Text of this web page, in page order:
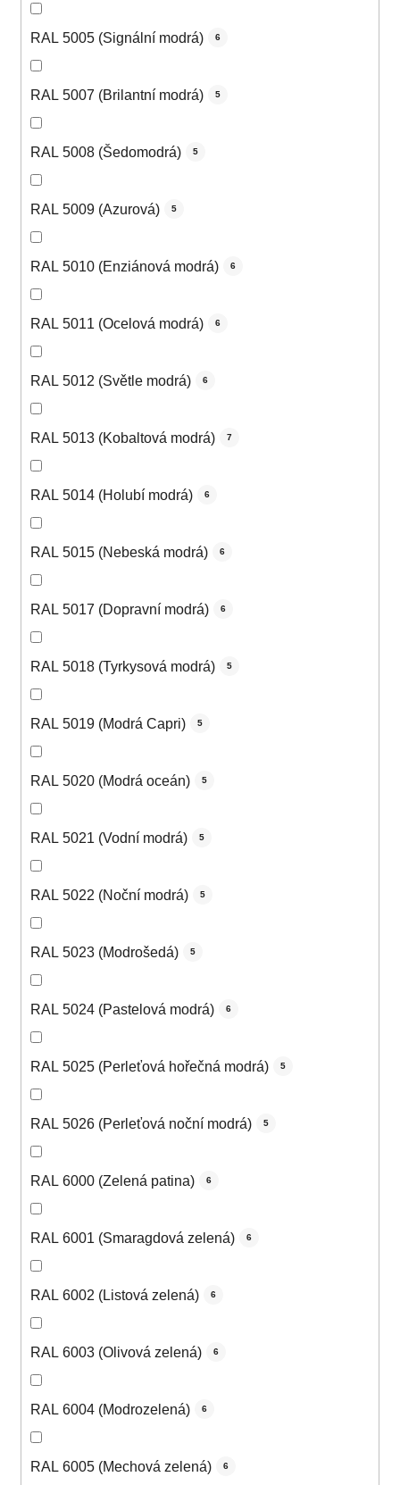
RAL 5005 (Signální modrá) 6
RAL 5007 (Brilantní modrá) 5
RAL 5008 (Šedomodrá) 5
RAL 5009 (Azurová) 5
RAL 5010 (Enziánová modrá) 6
RAL 5011 (Ocelová modrá) 6
RAL 5012 (Světle modrá) 6
RAL 5013 (Kobaltová modrá) 7
RAL 5014 (Holubí modrá) 6
RAL 5015 (Nebeská modrá) 6
RAL 5017 (Dopravní modrá) 6
RAL 5018 (Tyrkysová modrá) 5
RAL 5019 (Modrá Capri) 5
RAL 5020 (Modrá oceán) 5
RAL 5021 (Vodní modrá) 5
RAL 5022 (Noční modrá) 5
RAL 5023 (Modrošedá) 5
RAL 5024 (Pastelová modrá) 6
RAL 5025 (Perleťová hořečná modrá) 5
RAL 5026 (Perleťová noční modrá) 5
RAL 6000 (Zelená patina) 6
RAL 6001 (Smaragdová zelená) 6
RAL 6002 (Listová zelená) 6
RAL 6003 (Olivová zelená) 6
RAL 6004 (Modrozelená) 6
RAL 6005 (Mechová zelená) 6